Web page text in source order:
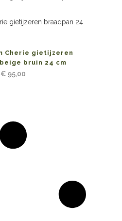
Cherie gietijzeren
bruin 24 cm
€ 95,00